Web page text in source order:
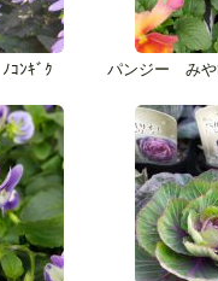
ｺﾝｷﾞｸ パンジー みや